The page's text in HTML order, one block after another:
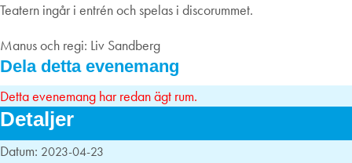
Teatern ingår i entrén och spelas i discorummet.
Manus och regi: Liv Sandberg
Dela detta evenemang
Detta evenemang har redan ägt rum.
Detaljer
Datum: 2023-04-23